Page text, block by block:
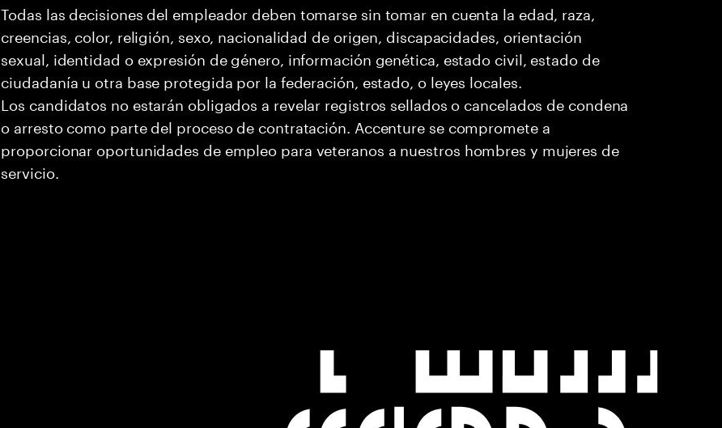
Todas las decisiones del empleador deben tomarse sin tomar en cuenta la edad, raza,
creencias, color, religión, sexo, nacionalidad de origen, discapacidades, orientación
sexual, identidad o expresión de género, información genética, estado civil, estado de
ciudadanía u otra base protegida por la federación, estado, o leyes locales.
Los candidatos no estarán obligados a revelar registros sellados o cancelados de condena
o arresto como parte del proceso de contratación. Accenture se compromete a
proporcionar oportunidades de empleo para veteranos a nuestros hombres y mujeres de
servicio.